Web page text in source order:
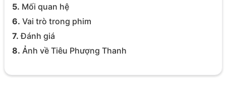
5. Mối quan hệ
6. Vai trò trong phim
7. Đánh giá
8. Ảnh về Tiêu Phượng Thanh